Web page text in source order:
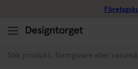
Företagskund